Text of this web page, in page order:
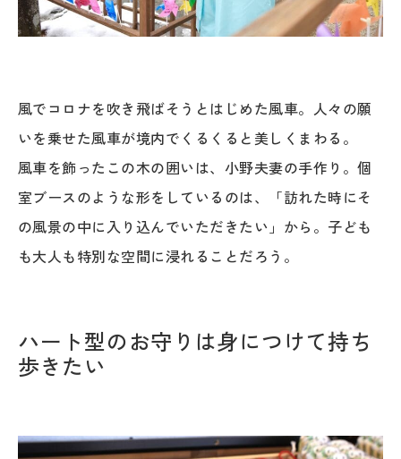
風でコロナを吹き飛ばそうとはじめた風車。人々の願
いを乗せた風車が境内でくるくると美しくまわる。
風車を飾ったこの木の囲いは、小野夫妻の手作り。個
室ブースのような形をしているのは、「訪れた時にそ
の風景の中に入り込んでいただきたい」から。子ども
も大人も特別な空間に浸れることだろう。
ハート型のお守りは身につけて持ち
歩きたい